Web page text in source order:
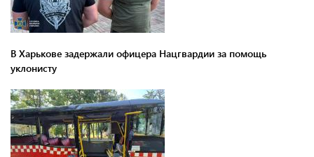
В Харькове задержали офицера Нацгвардии за помощь
уклонисту